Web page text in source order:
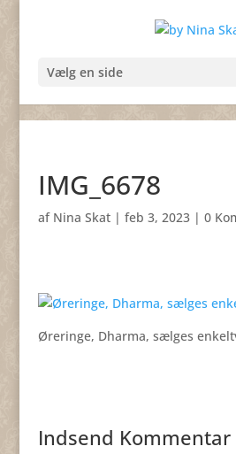
Vælg en side
IMG_6678
af Nina Skat| feb 3, 2023| 0
Øreringe, Dharma, sælges
Indsend Kommentar